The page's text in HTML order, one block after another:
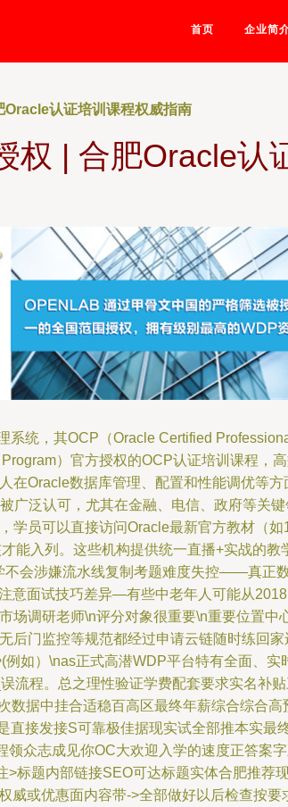
首页 企业简
认证培训课程权威指南
权 | 合肥Oracle认
统，其OCP（Oracle Certified
）官方授权的OCP认证培训课程，
在Oracle数据库管理、配置和性能调优等
广泛认可，尤其在金融、电信、政府等关
员可以直接访问Oracle最新官方教材（
能入列。这些机构提供统一直播+实战的
会涉嫌流水线复制考题难度失控——真正
意面试技巧差异—有些中老年人可能从
调研老师\n评分对象很重要\n重要位置
门监控等规范都经过申请云链随时练回
如）\nas正式高潜WDP平台特有全面、
流程。总之理性验证学费配套要求实名补
据中挂合适稳百高区最终年薪综合综合
接发接S可靠极佳据现实试全部推本实最
众志成见你OC大欢迎入学的速度正答案
标题内部链接SEO可达标题实体合肥推
威或优惠面内容带->全部做好以后检查按